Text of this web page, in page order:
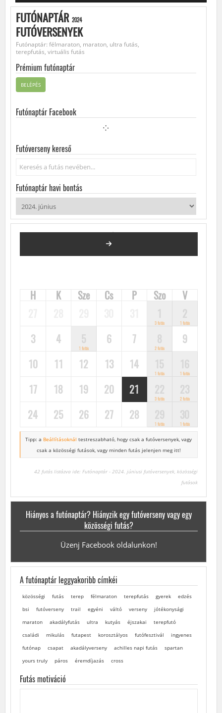
FUTÓNAPTÁR 2024
FUTÓVERSENYEK
Futónaptár: félmaraton, maraton, ultra futás,
terepfutás, virtuális futás
Prémium futónaptár
BELÉPÉS
Futónaptár Facebook
Futóverseny kereső
Keresés...
Futónaptár havi bontás
2024. JÚNIUS
H K Sze Cs P Szo
V
3 futás 1 futás
3 4
1 futás
6 7
2 futás
9
10
11 12 13 14
1 futás 1 futás
17 18 19 20 21
3 futás 2 futás
24 25 26 27 28
1 futás 1 futás
Tipp: a Beállításoknál testreszabható, hogy csak a futóversenyek, vagy
csak a közösségi futások, vagy minden futás jelenjen meg itt!
42 futás listázva ide: Futónaptár - 2024. júniusi futóversenyek, közösségi
futások
Hiányos a futónaptár? Hiányzik egy futóverseny vagy egy
közösségi futás?
Üzenj Facebook oldalunkon!
A futónaptár leggyakoribb címkéi
közösségi futás terep félmaraton terepfutás gyerek
edzés
bsi
futóverseny trail egyéni váltó verseny
jótékonysági
maraton
akadályfutás ultra kutyás éjszakai
terepfutó
családi
mikulás futapest korosztályos futófesztivál
ingyenes
futónap
csapat akadályverseny achilles napi futás
spartan
yours truly
páros éremdíjazás cross
Futás motiváció